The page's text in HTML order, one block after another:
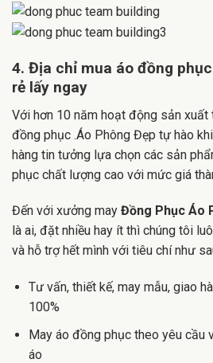
4. Địa chỉ mua áo đồng
rẻ lấy ngay
Với hơn 10 năm hoạt động sản
đồng phục .Áo Phông Đẹp tự hào
hàng tin tưởng lựa chọn các sản
phục chất lượng cao với mức giá
Đến với xưởng may Đồng Phục Áo
là ai, đặt nhiều hay ít thì chúng tôi
và hỗ trợ hết mình với tiêu chí như
Tư vấn, thiết kế, may mẫu, giao
100%
May áo đồng phục theo yêu
áo